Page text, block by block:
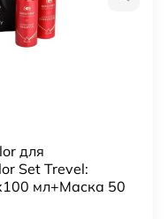
для
Set Trevel:
мл+Маска 50